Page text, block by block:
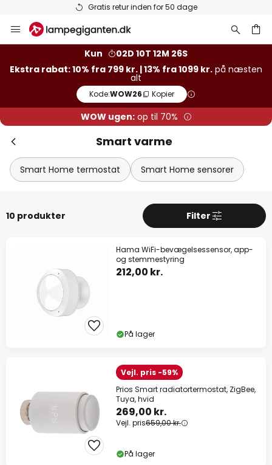
Gratis retur inden for 50 dage
to
Kun
02D 10T 12M 26S
Ekstra rabat: 10% fra 799 kr. | 13% fra 1099 kr. på næsten
alt
Kode:WOW26 Kopier
WOW ugen:op til 70%
Smart varme
Smart Home termostat Smart Home sensorer
10 produkter Filter
Hama WiFi-bevægelsessensor, app-
og stemmestyring
212,00 kr.
På lager
Vejl. pris -59%
Prios Smart radiatortermostat, ZigBee,
Tuya, hvid
269,00 kr.
Vejl. pris659,00 kr.
På lager